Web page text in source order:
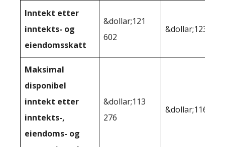
Inntekt etter
inntekts- og
eiendomsskatt
&dollar;121
602
&dollar;123,158
Maksimal
disponibel
inntekt etter
inntekts-,
eiendoms- og
&dollar;113
276
&dollar;116,187